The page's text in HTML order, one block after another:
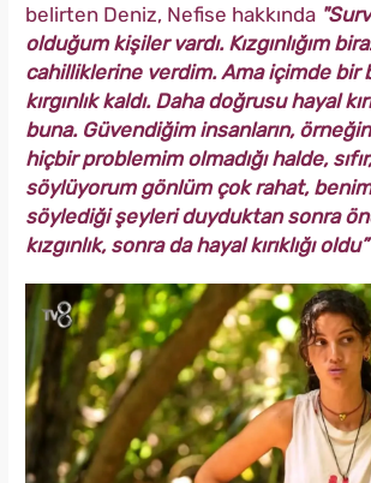
belirten Deniz, Nefise hakkında
olduğum kişiler vardı. Kızgınlığım
cahilliklerine verdim. Ama içimde bir
kırgınlık kaldı. Daha doğrusu hayal
buna. Güvendiğim insanların,
hiçbir problemim olmadığı halde,
söylüyorum gönlüm çok rahat,
söylediği şeyleri duyduktan sonra
kızgınlık, sonra da hayal kırıklığı oldu”